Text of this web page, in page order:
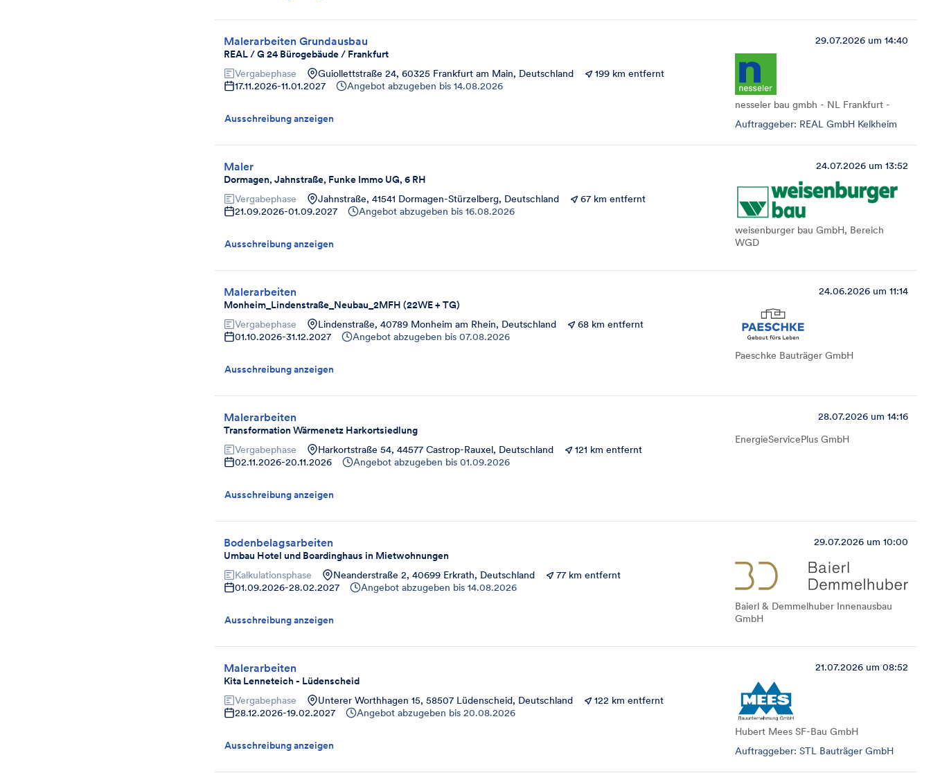
Malerarbeiten Grundausbau
REAL / G 24 Bürogebäude / Frankfurt
29.07.2026 um 14:40
Vergabephase Guiollettstraße 24, 60325 Frankfurt am Main, Deutschland
199 km entfernt
17.11.2026-11.01.2027 Angebot abzugeben bis 14.08.2026
nesseler bau gmbh - NL Frankfurt -
Auftraggeber: REAL GmbH Kelkheim
Ausschreibung anzeigen
Maler
Dormagen, Jahnstraße, Funke Immo UG, 6 RH
24.07.2026 um 13:52
Vergabephase Jahnstraße, 41541 Dormagen-Stürzelberg, Deutschland
67 km entfernt
21.09.2026-01.09.2027 Angebot abzugeben bis 16.08.2026
weisenburger bau GmbH, Bereich
WGD
Ausschreibung anzeigen
Malerarbeiten
Monheim_Lindenstraße_Neubau_2MFH (22WE + TG)
24.06.2026 um 11:14
Vergabephase Lindenstraße, 40789 Monheim am Rhein, Deutschland
68 km entfernt
01.10.2026-31.12.2027 Angebot abzugeben bis 07.08.2026
Paeschke Bauträger GmbH
Ausschreibung anzeigen
Malerarbeiten
Transformation Wärmenetz Harkortsiedlung
28.07.2026 um 14:16
Vergabephase Harkortstraße 54, 44577 Castrop-Rauxel, Deutschland
121 km entfernt
02.11.2026-20.11.2026 Angebot abzugeben bis 01.09.2026
EnergieServicePlus GmbH
Ausschreibung anzeigen
Bodenbelagsarbeiten
Umbau Hotel und Boardinghaus in Mietwohnungen
29.07.2026 um 10:00
Kalkulationsphase Neanderstraße 2, 40699 Erkrath, Deutschland
77 km entfernt
01.09.2026-28.02.2027 Angebot abzugeben bis 14.08.2026
Baierl & Demmelhuber Innenausbau
GmbH
Ausschreibung anzeigen
Malerarbeiten
Kita Lenneteich - Lüdenscheid
21.07.2026 um 08:52
Vergabephase Unterer Worthhagen 15, 58507 Lüdenscheid, Deutschland
122 km entfernt
28.12.2026-19.02.2027 Angebot abzugeben bis 20.08.2026
Hubert Mees SF-Bau GmbH
Auftraggeber: STL Bauträger GmbH
Ausschreibung anzeigen